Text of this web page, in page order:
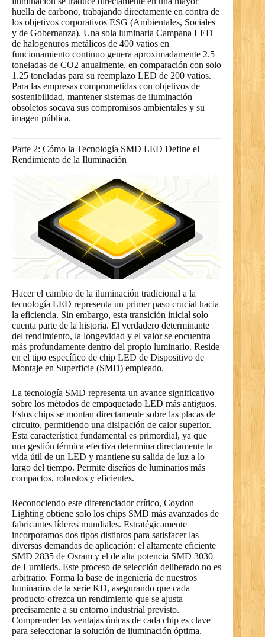
huella de carbono, trabajando directamente en contra de
los objetivos corporativos ESG (Ambientales, Sociales
y de Gobernanza). Una sola luminaria Campana LED
de halogenuros metálicos de 400 vatios en
funcionamiento continuo genera aproximadamente 2.5
toneladas de CO2 anualmente, en comparación con solo
1.25 toneladas para su reemplazo LED de 200 vatios.
Para las empresas comprometidas con objetivos de
sostenibilidad, mantener sistemas de iluminación
obsoletos socava sus compromisos ambientales y su
imagen pública.
Parte 2: Cómo la Tecnología SMD LED Define el
Rendimiento de la Iluminación
Hacer el cambio de la iluminación tradicional a la
tecnología LED representa un primer paso crucial hacia
la eficiencia. Sin embargo, esta transición inicial solo
cuenta parte de la historia. El verdadero determinante
del rendimiento, la longevidad y el valor se encuentra
más profundamente dentro del propio luminario. Reside
en el tipo específico de chip LED de Dispositivo de
Montaje en Superficie (SMD) empleado.
La tecnología SMD representa un avance significativo
sobre los métodos de empaquetado LED más antiguos.
Estos chips se montan directamente sobre las placas de
circuito, permitiendo una disipación de calor superior.
Esta característica fundamental es primordial, ya que
una gestión térmica efectiva determina directamente la
vida útil de un LED y mantiene su salida de luz a lo
largo del tiempo. Permite diseños de luminarios más
compactos, robustos y eficientes.
Reconociendo este diferenciador crítico, Coydon
Lighting obtiene solo los chips SMD más avanzados de
fabricantes líderes mundiales. Estratégicamente
incorporamos dos tipos distintos para satisfacer las
diversas demandas de aplicación: el altamente eficiente
SMD 2835 de Osram y el de alta potencia SMD 3030
de Lumileds. Este proceso de selección deliberado no es
arbitrario. Forma la base de ingeniería de nuestros
luminarios de la serie KD, asegurando que cada
producto ofrezca un rendimiento que se ajusta
precisamente a su entorno industrial previsto.
Comprender las ventajas únicas de cada chip es clave
para seleccionar la solución de iluminación óptima.